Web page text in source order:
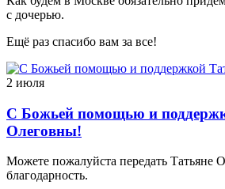
с дочерью.
Ещё раз спасибо вам за все!
2 июля
С Божьей помощью и
Олеговны!
Можете пожалуйста передать Татьяне
благодарность.